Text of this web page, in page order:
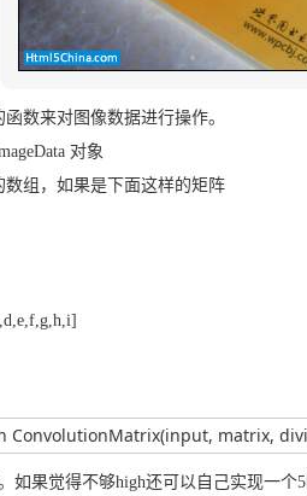
数来对图像数据进行操作。
对象
组，如果是下面这样的矩阵
ConvolutionMatrix(input, matrix,
如果觉得不够high还可以自己实现一个5